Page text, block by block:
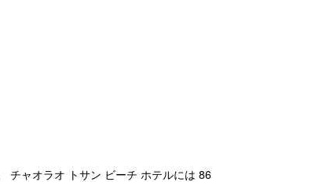
チャオラオ トサン ビーチ ホテルには 86